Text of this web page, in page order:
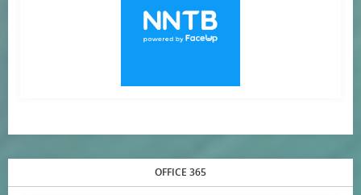
OFFICE 365